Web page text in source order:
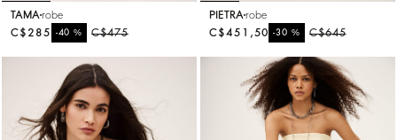
TAMA robe
C$475
-40%
C$285
PIETRA robe
C$645
-30%
C$451,50